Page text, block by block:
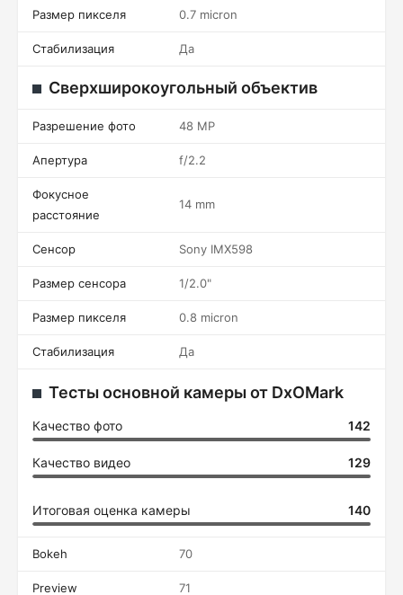
Размер пикселя 0.7 micron
Стабилизация Да
Сверхширокоугольный объектив
Разрешение фото 48 MP
Апертура f/2.2
Фокусное
расстояние
14 mm
Сенсор Sony IMX598
Размер сенсора 1/2.0"
Размер пикселя 0.8 micron
Стабилизация Да
Тесты основной камеры от DxOMark
Качество фото 142
Качество видео 129
Итоговая оценка камеры 140
Bokeh 70
Preview 71